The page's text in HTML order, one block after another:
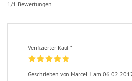
1/1 Bewertungen
Verifizierter Kauf *
Geschrieben von Marcel J. am